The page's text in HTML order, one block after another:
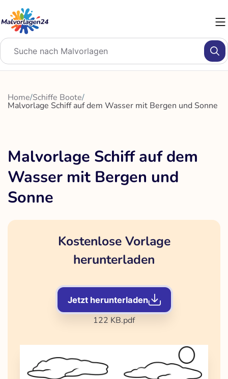
Inhalt
springen
Home/Schiffe Boote/
Malvorlage Schiff auf dem Wasser mit Bergen und Sonne
Malvorlage Schiff auf dem
Wasser mit Bergen und
Sonne
Kostenlose Vorlage
herunterladen
Jetzt herunterladen
122 KB.pdf